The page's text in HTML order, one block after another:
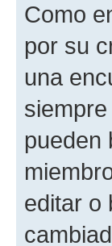
Como
por su
una
pueden
editar o